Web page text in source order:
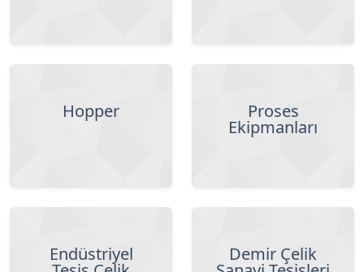
Hopper Proses
Ekipmanları
Endüstriyel Demir Çelik